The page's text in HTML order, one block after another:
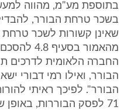
בתוספת מע"מ, מהווה
בשכר טרחת הבורר,
שאינן קשורות לשכר טרחת
מהאמור
הבורר". לפיכך ראיתי
71 לפסק הבוררות,